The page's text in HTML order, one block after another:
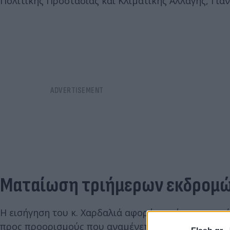
Ματαίωση τριήμερων
Η εισήγηση του κ. Χαρδαλιά αφορά την άμεση
προς προορισμούς που αναμένεται να βρεθούν στο